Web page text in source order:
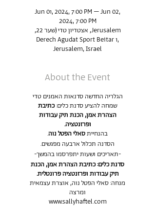
Jun 01, 2024, 7:00 PM – Jun 02,
2024, 7:00 PM
Jerusalem, אצטדיון טדי (שער 22,
Derech Agudat Sport Beitar 1,
Jerusalem, Israel
About the Event
הגלריה החדשה סדנאות האמנים טדי
שמחה להציע סדנת כלים:כתיבת
הצהרת אמן, הכנת תיק עבודות
ופרזנטציה.
בהנחייתסאלי הפטל נוה.
הסדנה תכלול ארבעה מפגשים.
-תאריכים ושעות יתפרסמו בהמשך-
סדנת כלים: כתיבת הצהרת אמן, הכנת
תיק עבודות ופרזנטציה פרונטלית.
מנחה: סאלי הפטל נוה, אוצרת עצמאית
ומרצה
www.sallyhaftel.com